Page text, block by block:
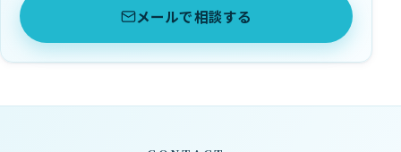
メールで相談する